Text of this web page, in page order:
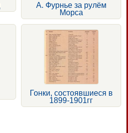
А. Фурнье за рулём
Морса
Гонки, состоявшиеся в
1899-1901гг